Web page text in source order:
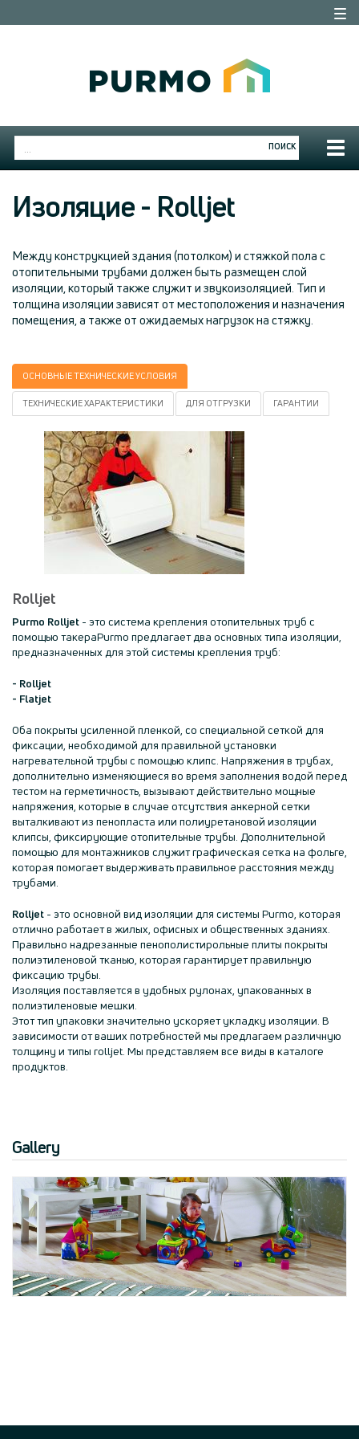
ПОИСК
Изоляцие - Rolljet
Между конструкцией здания (потолком) и стяжкой пола с
отопительными трубами должен быть размещен слой
изоляции, который также служит и звукоизоляцией. Тип и
толщина изоляции зависят от местоположения и назначения
помещения, а также от ожидаемых нагрузок на стяжку.
ОСНОВНЫЕ ТЕХНИЧЕСКИЕ УСЛОВИЯ
TЕХНИЧЕСКИЕ ХАРАКТЕРИСТИКИ ДЛЯ ОТГРУЗКИ ГАРАНТИИ
Rolljet
Purmo Rolljet - это система крепления отопительных труб с
помощью такераPurmo предлагает два основных типа изоляции,
предназначенных для этой системы крепления труб:
- Rolljet
- Flatjet
Оба покрыты усиленной пленкой, со специальной сеткой для
фиксации, необходимой для правильной установки
нагревательной трубы с помощью клипс. Напряжения в трубах,
дополнительно изменяющиеся во время заполнения водой перед
тестом на герметичность, вызывают действительно мощные
напряжения, которые в случае отсутствия анкерной сетки
выталкивают из пенопласта или полиуретановой изоляции
клипсы, фиксирующие отопительные трубы. Дополнительной
помощью для монтажников служит графическая сетка на фольге,
которая помогает выдерживать правильное расстояния между
трубами.
Rolljet - это основной вид изоляции для системы Purmo, которая
отлично работает в жилых, офисных и общественных зданиях.
Правильно надрезанные пенополистирольные плиты покрыты
полиэтиленовой тканью, которая гарантирует правильную
фиксацию трубы.
Изоляция поставляется в удобных рулонах, упакованных в
полиэтиленовые мешки.
Этот тип упаковки значительно ускоряет укладку изоляции. В
зависимости от ваших потребностей мы предлагаем различную
толщину и типы rolljet. Мы представляем все виды в каталоге
продуктов.
Gallery